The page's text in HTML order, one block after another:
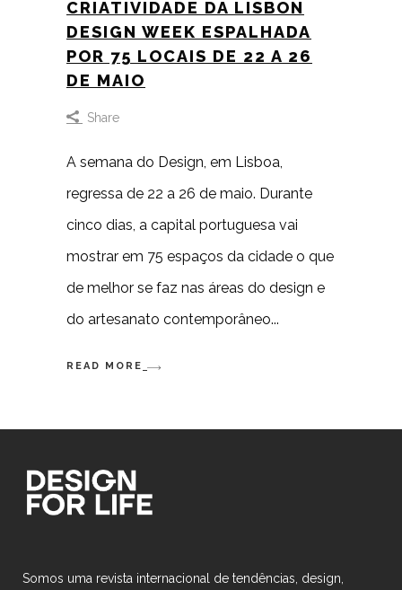
CRIATIVIDADE DA LISBON
DESIGN WEEK ESPALHADA
POR 75 LOCAIS DE 22 A 26
DE MAIO
Share
A semana do Design, em Lisboa,
regressa de 22 a 26 de maio. Durante
cinco dias, a capital portuguesa vai
mostrar em 75 espaços da cidade o que
de melhor se faz nas áreas do design e
do artesanato contemporâneo
READ MORE
Somos uma revista internacional de tendências, design,